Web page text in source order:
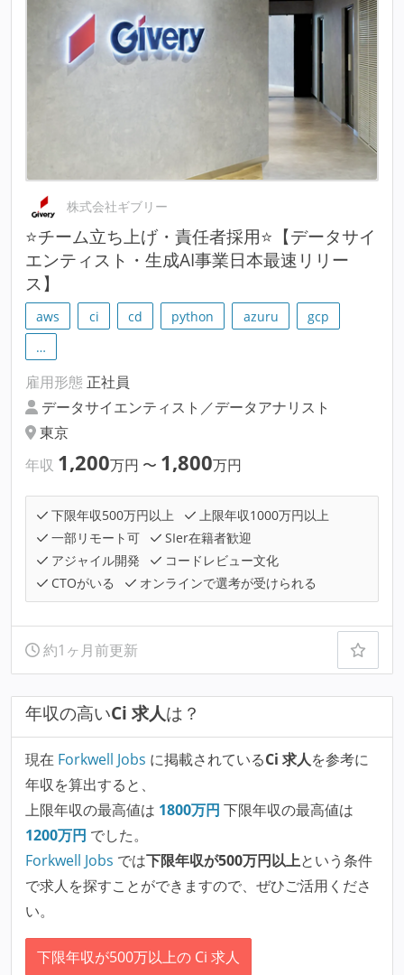
株式会社ギブリー
⭐チーム立ち上げ・責任者採用⭐【データサイ
エンティスト・生成AI事業日本最速リリー
ス】
aws ci cd python azuru
gcp
…
雇用形態 正社員
データサイエンティスト／データアナリスト
東京
年収 1,200万円 〜 1,800万円
下限年収500万円以上
上限年収1000万円以上
一部リモート可
SIer在籍者歓迎
アジャイル開発
コードレビュー文化
CTOがいる
オンラインで選考が受けられる
約1ヶ月前更新
年収の高いCi 求人は？
現在 Forkwell Jobs に掲載されているCi 求人を参考に
年収を算出すると、
上限年収の最高値は 1800万円 下限年収の最高値は
1200万円 でした。
Forkwell Jobs では下限年収が500万円以上という条件
で求人を探すことができますので、ぜひご活用くださ
い。
下限年収が500万以上の Ci 求人